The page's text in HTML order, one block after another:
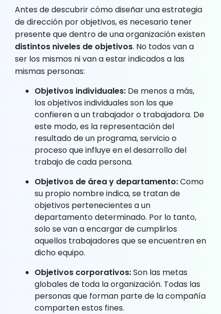
Antes de descubrir cómo diseñar una estrategia
de dirección por objetivos, es necesario tener
presente que dentro de una organización existen
distintos niveles de objetivos. No todos van a
ser los mismos ni van a estar indicados a las
mismas personas:
Objetivos individuales: De menos a más,
los objetivos individuales son los que
confieren a un trabajador o trabajadora. De
este modo, es la representación del
resultado de un programa, servicio o
proceso que influye en el desarrollo del
trabajo de cada persona.
Objetivos de área y departamento:Como
su propio nombre indica, se tratan de
objetivos pertenecientes a un
departamento determinado. Por lo tanto,
solo se van a encargar de cumplirlos
aquellos trabajadores que se encuentren en
dicho equipo.
Objetivos corporativos:Son las metas
globales de toda la organización. Todas las
personas que forman parte de la compañía
comparten estos fines.